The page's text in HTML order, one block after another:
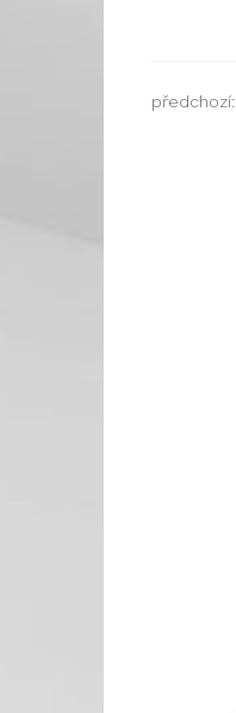
předchozí: